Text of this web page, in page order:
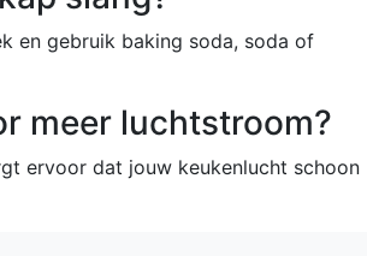
en gebruik baking soda, soda of
meer luchtstroom?
ervoor dat jouw keukenlucht schoon